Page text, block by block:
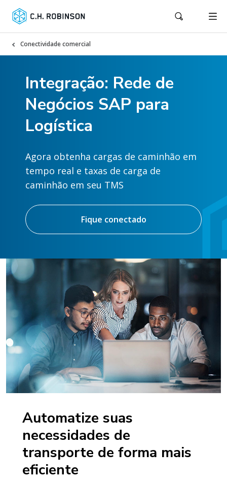
Conectividade comercial
Integração: Rede de
Negócios SAP para
Logística
Agora obtenha cargas de caminhão em
tempo real e taxas de carga de
caminhão em seu TMS
Fique conectado
Automatize suas
necessidades de
transporte de forma mais
eficiente